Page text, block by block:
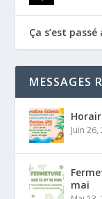
Ça s’est
MESSAGES
Juin 26,
mai